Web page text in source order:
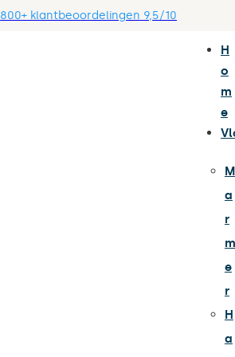
800+ klantbeoordelingen 9,5/10
H
o
m
e
M
a
r
m
e
r
H
a